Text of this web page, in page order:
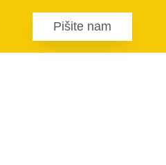
Pišite nam